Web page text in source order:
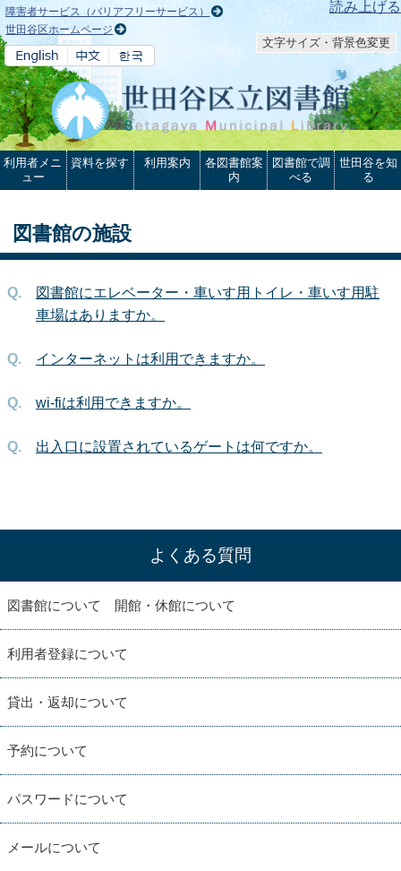
本文へ 読み上げる
障害者サービス（バリアフリーサービス）
世田谷区ホームページ
文字サイズ・背景色変更
利用者メニ
ュー
資料を探す 利用案内
各図書館案
内
図書館で調
べる
世田谷を知
る
図書館の施設
図書館にエレベーター・車いす用トイレ・車いす用駐
車場はありますか。
インターネットは利用できますか。
wi-fiは利用できますか。
出入口に設置されているゲートは何ですか。
よくある質問
図書館について 開館・休館について
利用者登録について
貸出・返却について
予約について
パスワードについて
メールについて